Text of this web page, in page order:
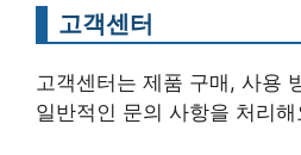
고객센터
고객센터는 제품 구매, 사용
일반적인 문의 사항을 처리해